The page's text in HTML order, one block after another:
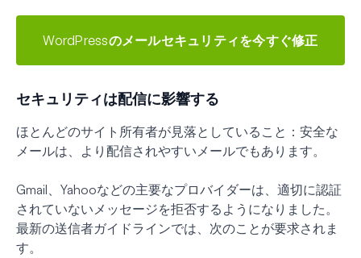
WordPressのメールセキュリティを今すぐ修正
セキュリティは配信に影響する
ほとんどのサイト所有者が見落としていること：安全な
メールは、より配信されやすいメールでもあります。
Gmail、Yahooなどの主要なプロバイダーは、適切に認証
されていないメッセージを拒否するようになりました。
最新の送信者ガイドラインでは、次のことが要求されま
す。